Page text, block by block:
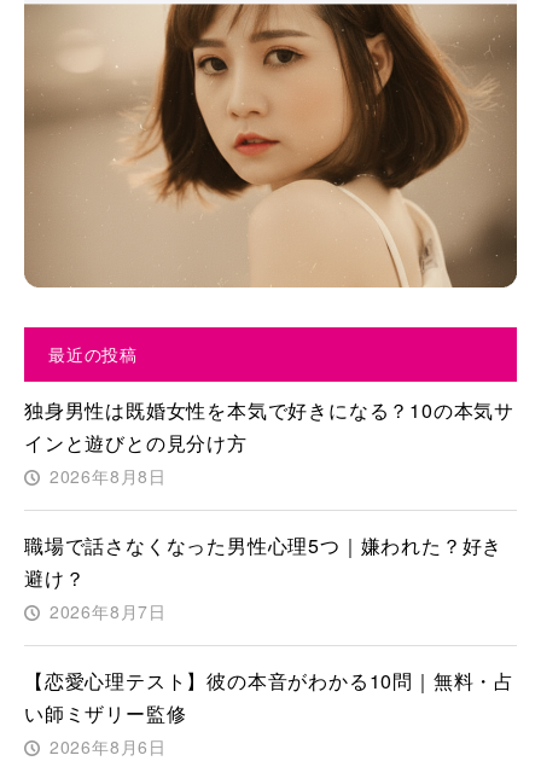
最近の投稿
独身男性は既婚女性を本気で好きになる？10の本気サ
インと遊びとの見分け方
2026年8月8日
職場で話さなくなった男性心理5つ｜嫌われた？好き
避け？
2026年8月7日
【恋愛心理テスト】彼の本音がわかる10問｜無料・占
い師ミザリー監修
2026年8月6日